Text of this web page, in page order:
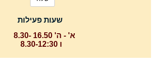
שעות פעילות
א' - ה' 16.50 -8.30
ו 8.30-12:30